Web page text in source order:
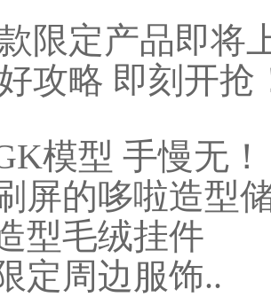
限定产品即将
攻略 即刻开抢
模型 手慢无！
屏的哆啦造型
型毛绒挂件
定周边服饰..